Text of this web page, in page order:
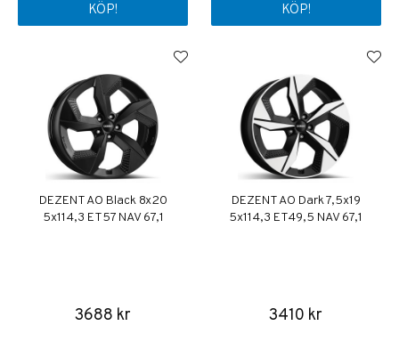
KÖP! KÖP!
DEZENT AO Black 8x20
5x114,3 ET57 NAV 67,1
3688 kr
DEZENT AO Dark 7,5x19
5x114,3 ET49,5 NAV 67,1
3410 kr